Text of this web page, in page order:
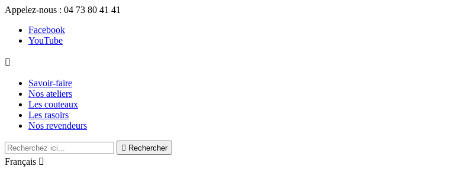
Appelez-nous : 04 73 80 41 41
Facebook
YouTube

Savoir-faire
Nos ateliers
Les couteaux
Les rasoirs
Nos revendeurs
 Rechercher
Français 